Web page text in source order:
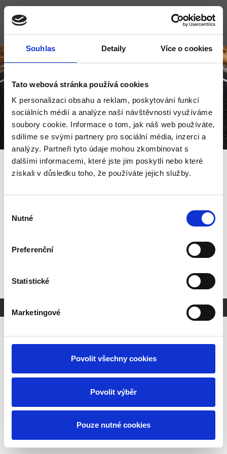
Souhlas Detaily Více o cookies
Tato webová stránka používá cookies
K personalizaci obsahu a reklam, poskytování funkcí
sociálních médií a analýze naší návštěvnosti využíváme
soubory cookie. Informace o tom, jak náš web používáte,
sdílíme se svými partnery pro sociální média, inzerci a
analýzy. Partneři tyto údaje mohou zkombinovat s
dalšími informacemi, které jste jim poskytli nebo které
získali v důsledku toho, že používáte jejich služby.
souhlasu
Nutné
Preferenční
Statistické
Marketingové
Povolit všechny cookies
Povolit výběr
Pouze nutné cookies
IČP provozů ZKP
Klikněte zde pro